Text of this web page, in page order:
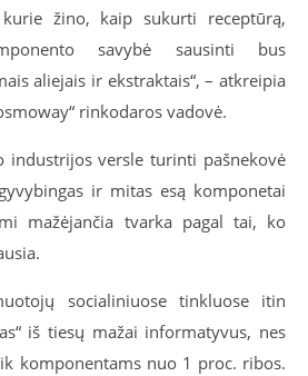
žino, kaip sukurti receptūrą,
savybė sausinti bus
aliejais ir ekstraktais“, – atkreipia
rinkodaros vadovė.
industrijos versle turinti pašnekovė
ir mitas esą komponetai
mažėjančia tvarka pagal tai, ko
socialiniuose tinkluose itin
iš tiesų mažai informatyvus, nes
komponentams nuo 1 proc. ribos.